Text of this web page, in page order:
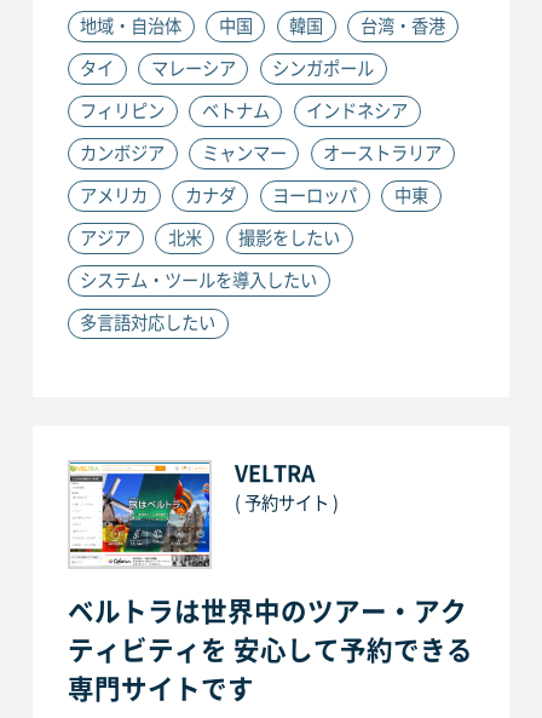
地域・自治体 中国 韓国 台湾・香港
タイ マレーシア シンガポール
フィリピン ベトナム インドネシア
カンボジア ミャンマー オーストラリア
アメリカ カナダ ヨーロッパ 中東
アジア 北米 撮影をしたい
システム・ツールを導入したい
多言語対応したい
VELTRA
( 予約サイト )
ベルトラは世界中のツアー・アク
ティビティを 安心して予約できる
専門サイトです